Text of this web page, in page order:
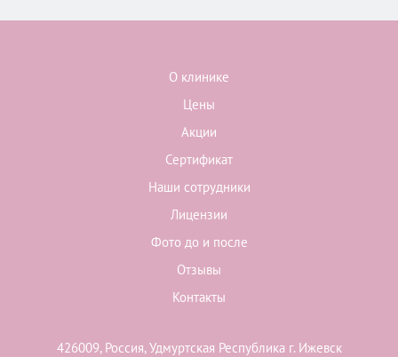
О клинике
Цены
Акции
Сертификат
Наши сотрудники
Лицензии
Фото до и после
Отзывы
Контакты
426009, Россия, Удмуртская Республика г. Ижевск